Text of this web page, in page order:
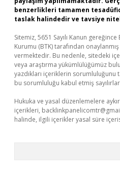
benzerlikleri tamamen
taslak halindedir ve tavsiye
Sitemiz, 5651 Sayılı Kanun
Kurumu (BTK) tarafından
vermektedir. Bu nedenle, sitedeki
veya araştırma yükümlülüğümüz
yazdıkları içeriklerin sorumluluğunu
bu sorumluluğu kabul etmiş
Hukuka ve yasal düzenlemelere
içerikleri,
halinde, ilgili içerikler yasal süre